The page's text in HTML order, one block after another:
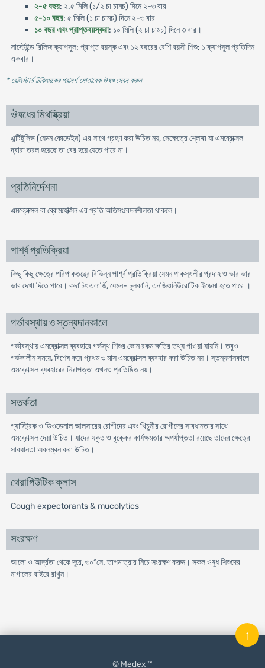
২-৫ বছর: ২.৫ মিলি (১/২ চা চামচ) দিনে ২-৩ বার
৫-১০ বছর: ৫ মিলি (১ চা চামচ) দিনে ২-৩ বার
১০ বছর এবং প্রাপ্তবয়স্করা: ১০ মিলি (২ চা চামচ) দিনে ৩ বার।
সাস্টেইন্ড রিলিজ ক্যাপসুল: প্রাপ্ত বয়স্ক এবং ১২ বছরের বেশি বয়সী শিশু: ১ ক্যাপসুল প্রতিদিন
একবার।
* রেজিস্টার্ড চিকিৎসকের পরামর্শ মোতাবেক ঔষধ সেবন করুন'
ঔষধের মিথষ্ক্রিয়া
এন্টিটুসিভ (যেমন কোডেইন) এর সাথে গ্রহণ করা উচিত নয়, সেক্ষেত্রে শ্লেষ্মা যা এমব্রোক্সল
দ্বারা তরল হয়েছে তা বের হয়ে যেতে পারে না।
প্রতিনির্দেশনা
এমব্রোক্সল বা ব্রোমহেক্সিন এর প্রতি অতিসংবেদনশীলতা থাকলে।
পার্শ্ব প্রতিক্রিয়া
কিছু কিছু ক্ষেত্রে পরিপাকতন্ত্রে বিভিন্ন পার্শ্ব প্রতিক্রিয়া যেমন পাকস্থলীর প্রদাহ ও ভার ভার
ভাব দেখা দিতে পারে। কদাচিৎ এলার্জি, যেমন- চুলকানি, এনজিওনিউরোটিক ইডেমা হতে পারে ।
গর্ভাবস্থায় ও স্তন্যদানকালে
গর্ভাবস্থায় এমব্রোক্সল ব্যবহারে গর্ভস্থ শিশুর কোন রকম ক্ষতির তথ্য পাওয়া যায়নি। তবুও
গর্ভকালীন সময়ে, বিশেষ করে প্রথম ৩ মাস এমব্রোক্সল ব্যবহার করা উচিত নয়। স্তন্যদানকালে
এমব্রোক্সল ব্যবহারের নিরাপত্তা এখনও প্রতিষ্ঠিত নয়।
সতর্কতা
গ্যাস্ট্রিক ও ডিওডেনাল আলসারের রোগীদের এবং খিচুনীর রোগীদের সাবধানতার সাথে
এমব্রোক্সল দেয়া উচিত। যাদের যকৃত ও বৃক্কের কার্যক্ষমতার অপর্যাপ্ততা রয়েছে তাদের ক্ষেত্রে
সাবধানতা অবলম্বন করা উচিত।
থেরাপিউটিক ক্লাস
Cough expectorants & mucolytics
সংরক্ষণ
আলো ও আর্দ্রতা থেকে দূরে, ৩০°সে. তাপমাত্রার নিচে সংরক্ষণ করুন। সকল ওষুধ শিশুদের
নাগালের বাইরে রাখুন।
© Medex ™
↑